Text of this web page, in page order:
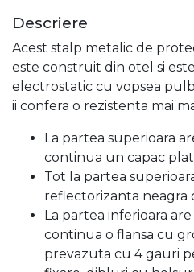
Descriere
Acest stalp metalic de
este construit din otel si
electrostatic cu vopsea
ii confera o rezistenta mai
La partea superioara
continua un capac
Tot la partea
reflectorizanta neagra
La partea inferioara
continua o flansa cu
prevazuta cu 4 gauri